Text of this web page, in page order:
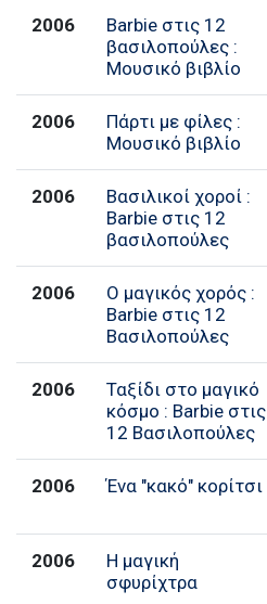
2006
Barbie στις 12
βασιλοπούλες :
Μουσικό βιβλίο
2006
Πάρτι με φίλες :
Μουσικό βιβλίο
2006
Βασιλικοί χοροί :
Barbie στις 12
βασιλοπούλες
2006
Ο μαγικός χορός :
Barbie στις 12
Βασιλοπούλες
2006
Ταξίδι στο μαγικό
κόσμο : Barbie στις
12 Βασιλοπούλες
2006 Ένα "κακό" κορίτσι
2006
Η μαγική
σφυρίχτρα